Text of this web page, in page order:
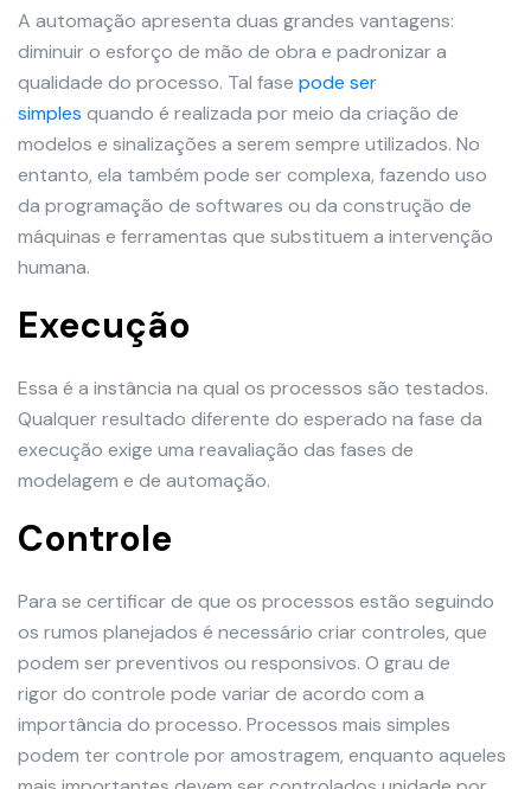
A automação apresenta duas grandes vantagens:
diminuir o esforço de mão de obra e padronizar a
qualidade do processo. Tal fase pode ser
simples quando é realizada por meio da criação de
modelos e sinalizações a serem sempre utilizados. No
entanto, ela também pode ser complexa, fazendo uso
da programação de softwares ou da construção de
máquinas e ferramentas que substituem a intervenção
humana.
Execução
Essa é a instância na qual os processos são testados.
Qualquer resultado diferente do esperado na fase da
execução exige uma reavaliação das fases de
modelagem e de automação.
Controle
Para se certificar de que os processos estão seguindo
os rumos planejados é necessário criar controles, que
podem ser preventivos ou responsivos. O grau de
rigor do controle pode variar de acordo com a
importância do processo. Processos mais simples
podem ter controle por amostragem, enquanto aqueles